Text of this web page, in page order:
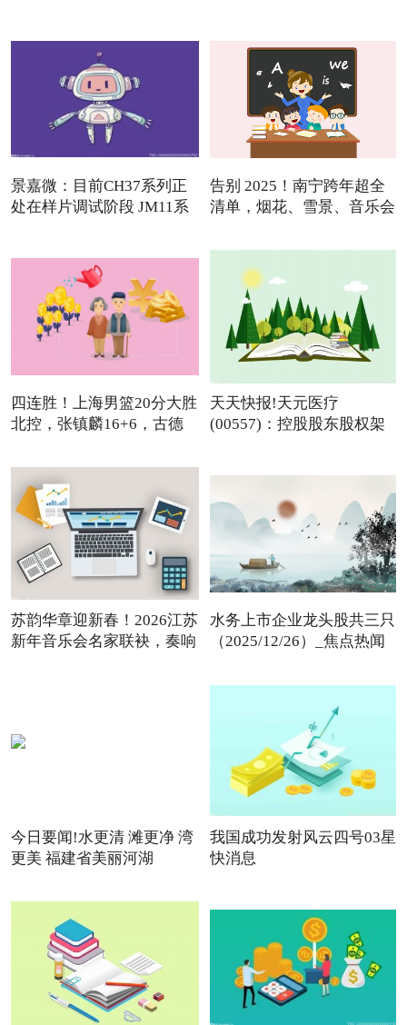
景嘉微：目前CH37系列正
处在样片调试阶段 JM11系
告别 2025！南宁跨年超全
清单，烟花、雪景、音乐会
四连胜！上海男篮20分大胜
北控，张镇麟16+6，古德
天天快报!天元医疗
(00557)：控股股东股权架
苏韵华章迎新春！2026江苏
新年音乐会名家联袂，奏响
水务上市企业龙头股共三只
（2025/12/26）_焦点热闻
今日要闻!水更清 滩更净 湾
更美 福建省美丽河湖
我国成功发射风云四号03星
快消息